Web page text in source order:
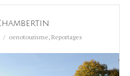
oenotourisme, Reportages